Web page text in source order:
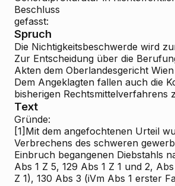
Beschluss
gefasst:
Spruch
Die Nichtigkeitsbeschwerde wird
Zur Entscheidung über die
Akten dem Oberlandesgericht
Dem Angeklagten fallen auch die
bisherigen Rechtsmittelverfahrens
Text
Gründe:
[1] Mit dem angefochtenen Urteil
Verbrechens des schweren
Einbruch begangenen Diebstahls
Abs 1 Z 5, 129 Abs 1 Z 1 und 2,
Z 1), 130 Abs 3 (iVm Abs 1 erster